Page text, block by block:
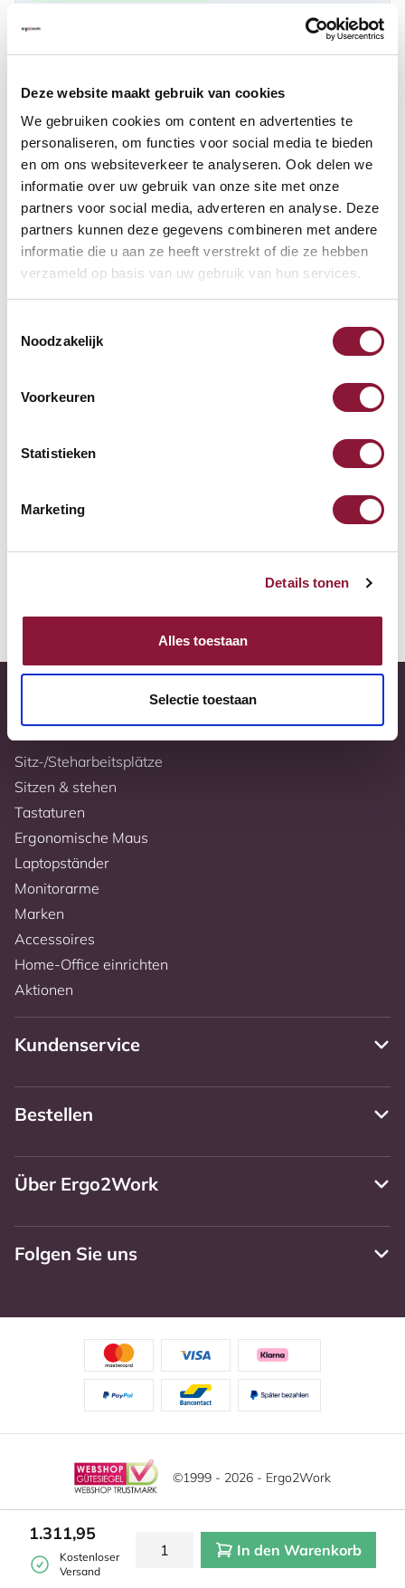
Deze website maakt gebruik van cookies
We gebruiken cookies om content en advertenties te
personaliseren, om functies voor social media te bieden
en om ons websiteverkeer te analyseren. Ook delen we
informatie over uw gebruik van onze site met onze
partners voor social media, adverteren en analyse. Deze
partners kunnen deze gegevens combineren met andere
informatie die u aan ze heeft verstrekt of die ze hebben
verzameld op basis van uw gebruik van hun services.
Noodzakelijk
Voorkeuren
Statistieken
Marketing
Details tonen
Alles toestaan
Selectie toestaan
Verfügbar
Lieferzeit: 3-6 Wochen
Anzahl:
In den Warenkorb
Auf der Suche nach Stückzahlen? Machen Sie Ihren Arbeitsplatz
komplett und fordern Sie direkt ein individuelles Angebot an.
Zur Vergleichsliste hinzufügen
Tiefstpreisgarantie
10 Jahre Garantie
1.311,95
Kostenloser
Versand
In den Warenkorb
Sitz-/Steharbeitsplätze
Sitzen & stehen
Tastaturen
Ergonomische Maus
Laptopständer
Monitorarme
Marken
Accessoires
Home-Office einrichten
Aktionen
Kundenservice
Bestellen
Über Ergo2Work
Folgen Sie uns
©1999 - 2026 - Ergo2Work
Haftungsausschluss
Allgemeine Geschäftsbedingungen
Cookie-Einstellungen